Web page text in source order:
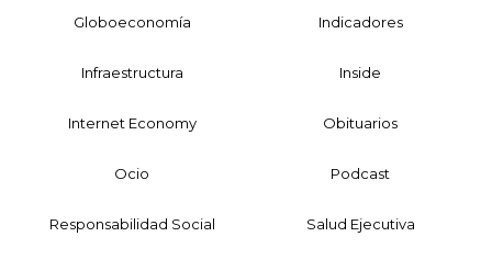
Globoeconomía Indicadores
Infraestructura Inside
Internet Economy Obituarios
Ocio Podcast
Responsabilidad Social Salud Ejecutiva